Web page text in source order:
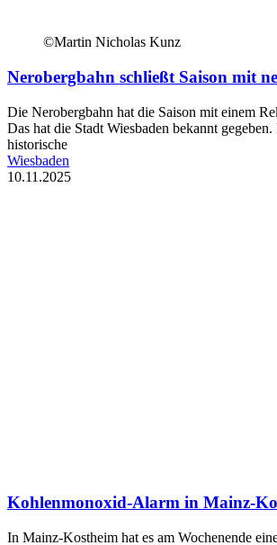
©Martin Nicholas Kunz
Nerobergbahn schließt Saison mit
Die Nerobergbahn hat die Saison mit einem
Das hat die Stadt Wiesbaden bekannt gegeben.
historische
Wiesbaden
10.11.2025
Kohlenmonoxid-Alarm in Mainz-
In Mainz-Kostheim hat es am Wochenende